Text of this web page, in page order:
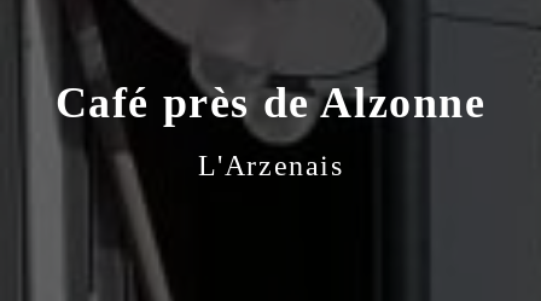
Café près de Alzonne
L'Arzenais